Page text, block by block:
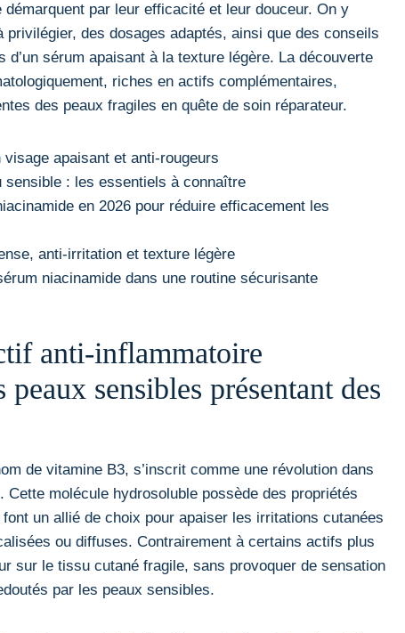
par leur efficacité et leur douceur. On y
privilégier, des dosages adaptés, ainsi que des conseils
d’un sérum apaisant à la texture légère. La découverte
riches en actifs complémentaires,
des peaux fragiles en quête de soin réparateur.
apaisant et anti-rougeurs
: les essentiels à connaître
en 2026 pour réduire efficacement les
anti-irritation et texture légère
niacinamide dans une routine sécurisante
anti-inflammatoire
sensibles présentant des
de vitamine B3, s’inscrit comme une révolution dans
molécule hydrosoluble possède des propriétés
un allié de choix pour apaiser les irritations cutanées
ou diffuses. Contrairement à certains actifs plus
sur le tissu cutané fragile, sans provoquer de sensation
par les peaux sensibles.